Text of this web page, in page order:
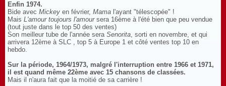
Enfin 1974.
Bide avec Mickey en février, Mama l'ayant "télescopée" !
Mais L'amour toujours l'amoursera 16ème à l'été bien que peu vendue
(tout juste dans le top 50 des ventes)
Son meilleur tube de l'année seraSenorita, sorti en novembre, et qui
arrivera 12ème à SLC , top 5 à Europe 1 et côté ventes top 10 en
hebdo.
Sur la période, 1964/1973, malgré l'interruption entre 1966 et 1971,
il est quand même 22ème avec 15 chansons de classées.
Mais il n'aura fait que la moitié de sa carrière !